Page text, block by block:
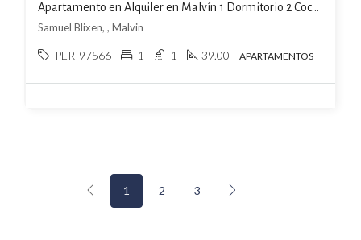
Apartamento en Alquiler en Malvín 1 Dormitorio 2 Cocheras Excelente Ubicación
Samuel Blixen, , Malvin
PER-97566 1 1 39.00 APARTAMENTOS
1 2 3